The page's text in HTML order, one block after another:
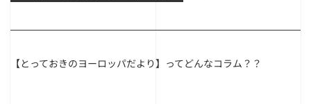
【とっておきのヨーロッパだより】ってどんなコラム？？